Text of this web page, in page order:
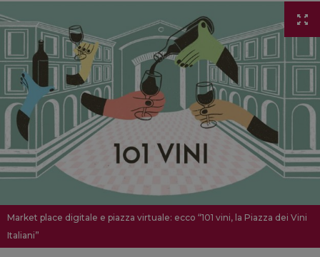
Market place digitale e piazza virtuale: ecco “101 vini, la Piazza dei Vini
Italiani”